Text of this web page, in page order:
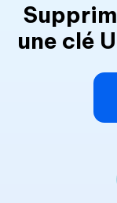
une clé